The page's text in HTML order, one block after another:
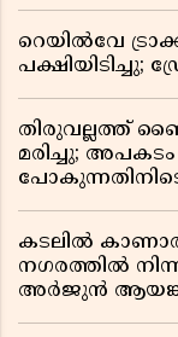
റെയിൽവേ
തിരുവല്ലത്ത്
മരിച്ചു;
കടലിൽ
നഗരത്തിൽ
അർജുൻ